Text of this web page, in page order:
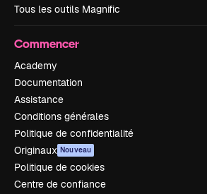
Tous les outils Magnific
Commencer
Academy
Documentation
Assistance
Conditions générales
Politique de confidentialité
Originaux Nouveau
Politique de cookies
Centre de confiance